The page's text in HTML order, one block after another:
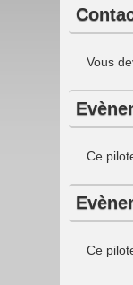
Vous
Ce
Ce